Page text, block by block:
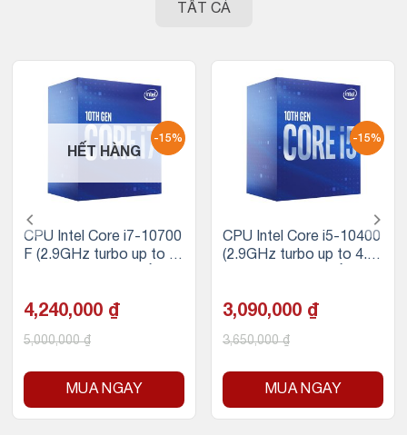
TẤT CẢ
-15%
HẾT HÀNG
CPU Intel Core i7-10700
F (2.9GHz turbo up to 4.
ket Intel LGA 1200
4,240,000 ₫
5,000,000₫
MUA NGAY
-15%
CPU Intel Core i5-10400
(2.9GHz turbo up to 4.3
et Intel LGA 1200
3,090,000 ₫
3,650,000₫
MUA NGAY